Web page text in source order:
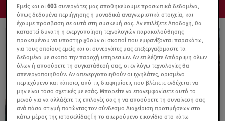
Εμείς και οι603 συνεργάτες μας αποθηκεύουμε προσωπικά δεδομένα,
όπως δεδομένα περιήγησης ή μοναδικά αναγνωριστικά στοιχεία, και
έχουμε πρόσβαση σε αυτά στη συσκευή σας. Αν επιλέξετε Αποδοχή, θα
καταστεί δυνατή η ενεργοποίηση τεχνολογιών παρακολούθησης
προκειμένου να υποστηριχθούν οι σκοποί που εμφανίζονται παρακάτω,
για τους οποίους εμείς και οι συνεργάτες μας επεξεργαζόμαστε τα
δεδομένα με σκοπό την παροχή υπηρεσιών. Αν επιλέξετε Απόρριψη όλων
όλων ή αποσύρετε τη συγκατάθεσή σας, οι εν λόγω τεχνολογίες θα
απενεργοποιηθούν. Αν απενεργοποιηθούν οι ιχνηλάτες, ορισμένο
περιεχόμενο και κάποιες από τις διαφημίσεις που βλέπετε ενδέχεται να
μην είναι τόσο σχετικές με εσάς. Μπορείτε να επανεμφανίσετε αυτό το
μενού για να αλλάξετε τις επιλογές σας ή να αποσύρετε τη συναίνεσή σας
ανά πάσα στιγμή πατώντας τον σύνδεσμο Διαχείριση προτιμήσεων στο
κάτω μέρος της ιστοσελίδας [ή το αιωρούμενο εικονίδιο στο κάτω